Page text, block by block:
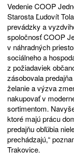
Vedenie COOP
Starosta Ľudovít
prevádzky a
spoločnosť COOP
v náhradných
sociálneho a
z požiadaviek
zásobovala
želanie a výzva
nakupovať v
sortimentom.
ktoré majú prácu
predajňu obľúbia
prechádzajú,“
Trakovice.